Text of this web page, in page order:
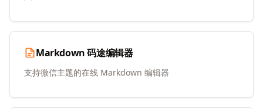
Markdown 码途编辑器
支持微信主题的在线 Markdown 编辑器